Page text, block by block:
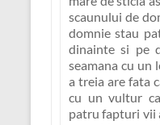
scaunului de
domnie stau
dinainte si pe
seamana cu un
a treia are fata
cu un vultur
patru fapturi vii